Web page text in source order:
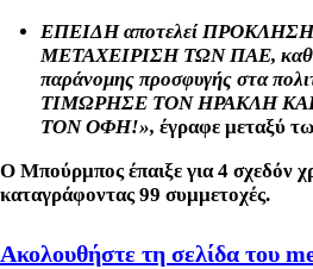
ΕΠΕΙΔΗ αποτελεί
ΜΕΤΑΧΕΙΡΙΣΗ ΤΩΝ ΠΑΕ, καθώς
παράνομης προσφυγής στα
ΤΙΜΩΡΗΣΕ ΤΟΝ ΗΡΑΚΛΗ
ΤΟΝ ΟΦΗ!», έγραφε μεταξύ
Ο Μπούρμπος έπαιξε για 4 σχεδόν
καταγράφοντας 99 συμμετοχές.
Ακολουθήστε τη σελίδα του